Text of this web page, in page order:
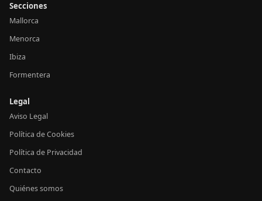
Secciones
Mallorca
Menorca
Ibiza
Formentera
Legal
Aviso Legal
Política de Cookies
Política de Privacidad
Contacto
Quiénes somos